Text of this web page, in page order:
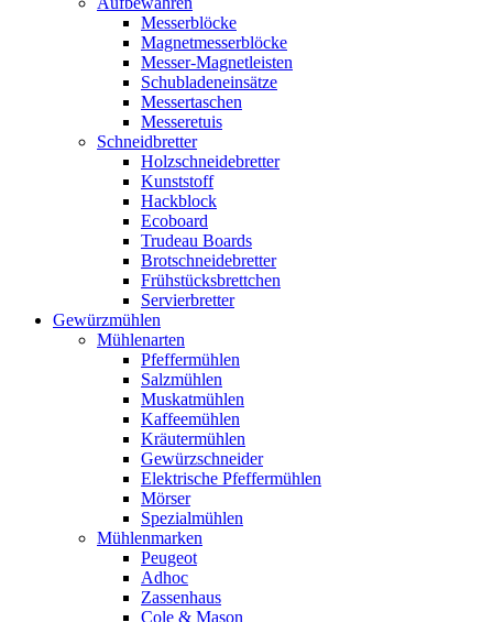
Messerblöcke
Magnetmesserblöcke
Messer-Magnetleisten
Schubladeneinsätze
Messertaschen
Messeretuis
Schneidbretter
Holzschneidebretter
Kunststoff
Hackblock
Ecoboard
Trudeau Boards
Brotschneidebretter
Frühstücksbrettchen
Servierbretter
Gewürzmühlen
Mühlenarten
Pfeffermühlen
Salzmühlen
Muskatmühlen
Kaffeemühlen
Kräutermühlen
Gewürzschneider
Elektrische Pfeffermühlen
Mörser
Spezialmühlen
Mühlenmarken
Peugeot
Adhoc
Zassenhaus
Cole & Mason